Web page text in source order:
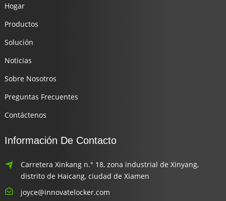
Hogar
Productos
Solución
Noticias
Sobre Nosotros
Preguntas Frecuentes
Contáctenos
Información De Contacto
Carretera Xinkang n.° 18, zona industrial de Xinyang,
distrito de Haicang, ciudad de Xiamen
joyce@innovatelocker.com